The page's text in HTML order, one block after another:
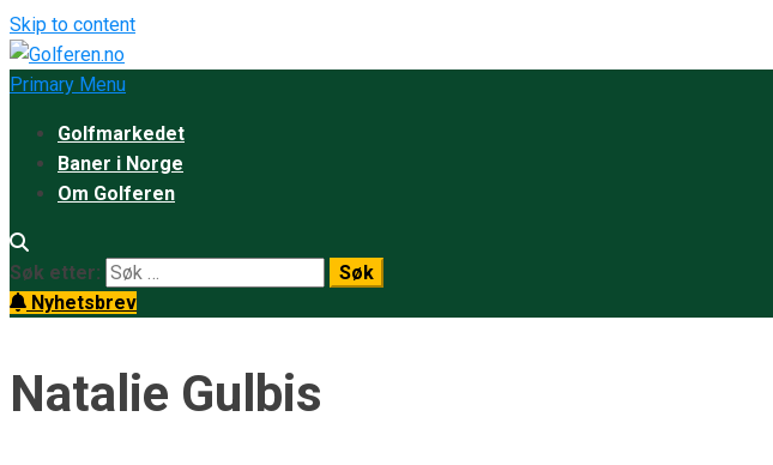
Skip to content
Primary Menu
Golfmarkedet
Baner i Norge
Om Golferen
Søk etter:
Nyhetsbrev
Natalie Gulbis